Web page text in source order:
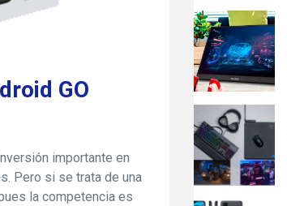
GO
importante en
Pero si se trata de una
la competencia es